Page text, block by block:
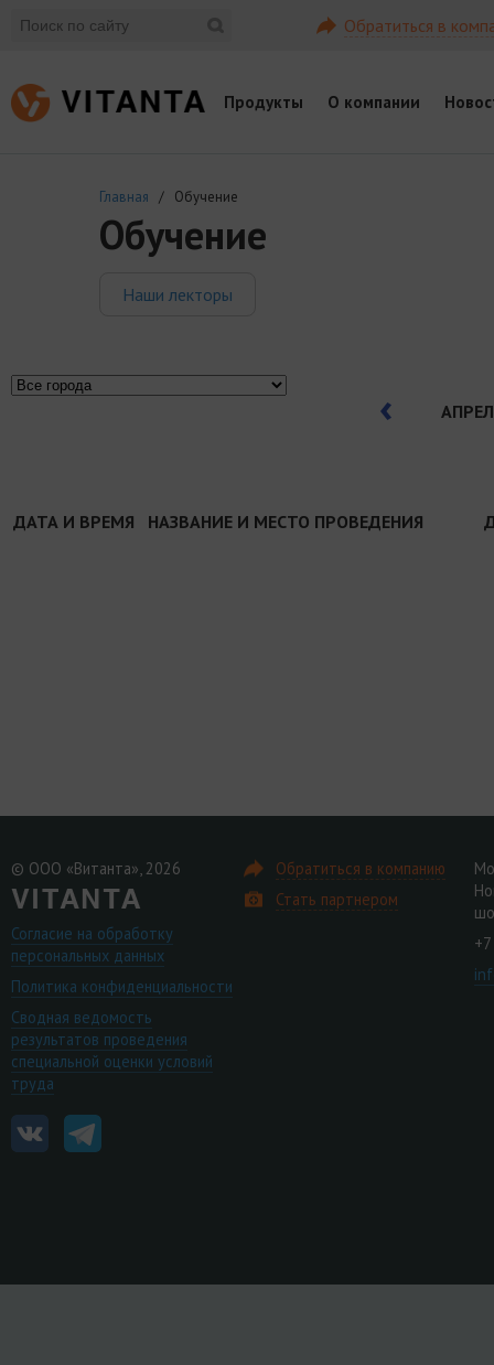
Обратиться в
Продукты О компании
Главная / Обучение
Обучение
Наши лекторы
ДАТА И ВРЕМЯ НАЗВАНИЕ И МЕСТО ПРОВЕДЕНИЯ
© ООО «Витанта», 2026
Согласие на обработку
персональных данных
Политика конфиденциальности
Сводная ведомость
результатов проведения
специальной оценки условий
труда
Обратиться в компанию
Стать партнером